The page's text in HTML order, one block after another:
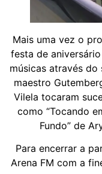
Mais uma vez o
festa de
músicas através
maestro
Vilela tocaram
como “Tocando
Fundo” de
Para encerrar a
Arena FM com a